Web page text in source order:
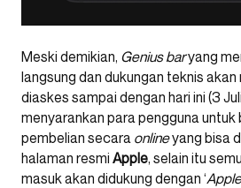
Meski demikian, Genius baryang
langsung dan dukungan teknis
diaskes sampai dengan hari ini (3
menyarankan para pengguna untuk
pembelian secara onlineyang bisa
halaman resmi Apple, selain itu
masuk akan didukung dengan ‘